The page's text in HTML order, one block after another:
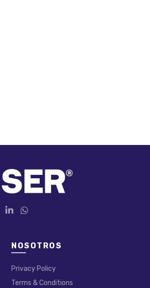
NOSOTROS
Privacy Policy
Terms & Conditions